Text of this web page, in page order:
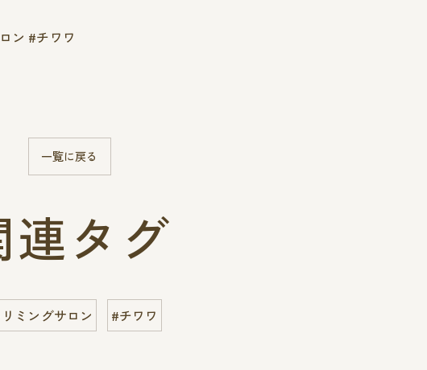
ン #チワワ
一覧に戻る
連タグ
ミングサロン #チワワ